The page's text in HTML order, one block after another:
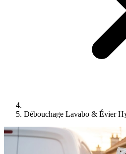
Débouchage Lavabo & Évier